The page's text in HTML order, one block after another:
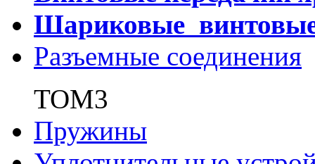
Шариковые
Разъемные соединения
ТОМ3
Пружины